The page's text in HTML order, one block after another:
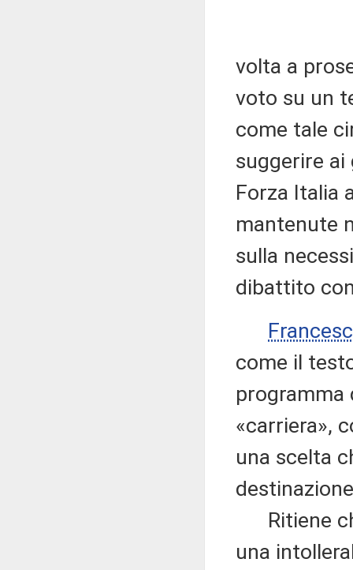
volta a
voto su un
come tale
suggerire
Forza Italia
mantenute
sulla
dibattito
come il
programma
«carriera»,
una scelta
Ritiene
una